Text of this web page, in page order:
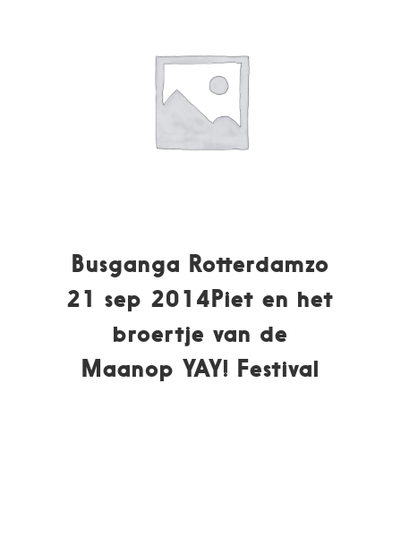
Busganga Rotterdamzo
21 sep 2014Piet en het
broertje van de
Maanop YAY! Festival